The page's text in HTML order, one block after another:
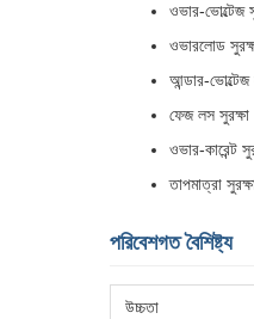
ওভার-ভোল্টেজ
ওভারলোড
আন্ডার-ভোল্টেজ
ফেজ লস সুরক্ষা
ওভার-কারেন্ট
তাপমাত্রা
পরিবেশগত বৈশিষ্ট্য
উচ্চতা